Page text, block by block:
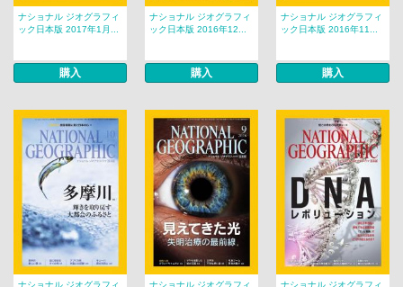
ナショナル ジオグラフィ
ック日本版 2017年1月...
購入
ナショナル ジオグラフィ
ック日本版 2016年12...
購入
ナショナル ジオグラフィ
ック日本版 2016年11...
購入
ナショナル ジオグラフィ
ナショナル ジオグラフィ
ナショナル ジオグラフィ